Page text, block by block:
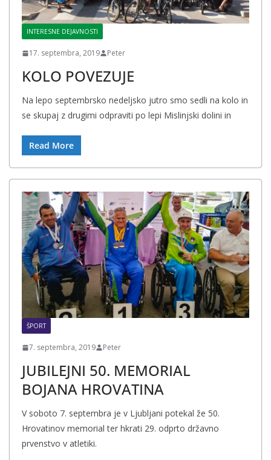
INTERESNE DEJAVNOSTI
17. septembra, 2019 Peter
KOLO POVEZUJE
Na lepo septembrsko nedeljsko jutro smo sedli na kolo in
se skupaj z drugimi odpraviti po lepi Mislinjski dolini in
Read More
ŠPORT
7. septembra, 2019 Peter
JUBILEJNI 50. MEMORIAL
BOJANA HROVATINA
V soboto 7. septembra je v Ljubljani potekal že 50.
Hrovatinov memorial ter hkrati 29. odprto državno
prvenstvo v atletiki.